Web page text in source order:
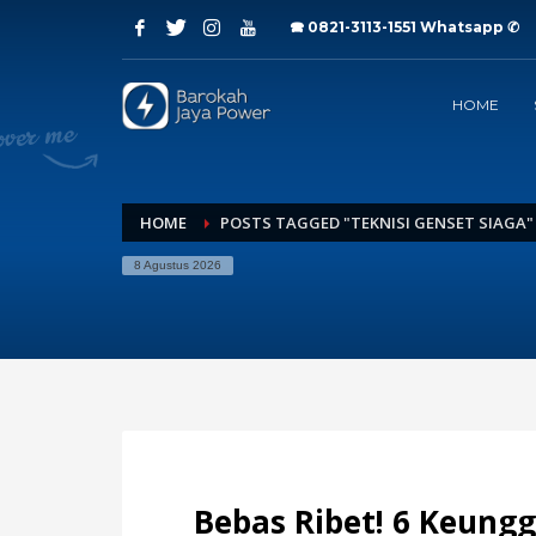
Archives
Juli 2026
Maret 2026
Februari 2026
Januari 2026
🕿 0821-3113-1551 Whatsapp ✆
HOME
HOME POSTS TAGGED "TEKNISI GENSET SIAGA"
8 Agustus 2026
Bebas Ribet! 6